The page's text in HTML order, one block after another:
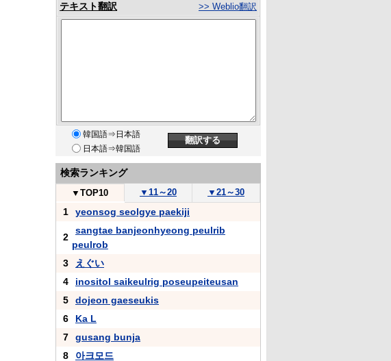
テキスト翻訳 >> Weblio翻訳
韓国語⇒日本語
日本語⇒韓国語
検索ランキング
▼ TOP10 ▼ 11～20 ▼ 21～30
1 yeonsog seolgye paekiji
2
sangtae banjeonhyeong peulrib
peulrob
3
えぐい
4
inositol saikeulrig poseupeiteusan
5
dojeon gaeseukis
6
Ka L
7
gusang bunja
8
아크모드